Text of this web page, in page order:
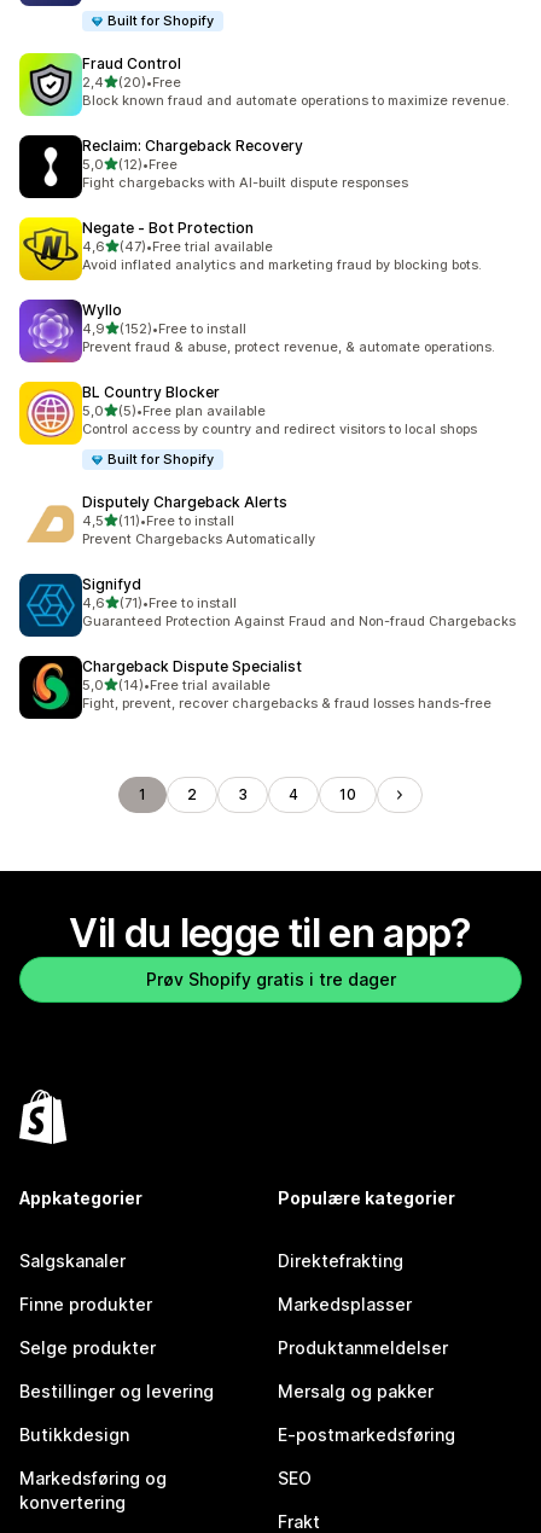
Built for Shopify
Fraud Control
2,4av 5 stjerner
(20)
Totalt 20 omtaler
•Free
Block known fraud and automate operations to maximize revenue.
Reclaim: Chargeback Recovery
5,0av 5 stjerner
(12)
Totalt 12 omtaler
•Free
Fight chargebacks with AI-built dispute responses
Negate ‑ Bot Protection
4,6av 5 stjerner
(47)
Totalt 47 omtaler
•Free trial available
Avoid inflated analytics and marketing fraud by blocking bots.
Wyllo
4,9av 5 stjerner
(152)
Totalt 152 omtaler
•Free to install
Prevent fraud & abuse, protect revenue, & automate operations.
BL Country Blocker
5,0av 5 stjerner
(5)
Totalt 5 omtaler
•Free plan available
Control access by country and redirect visitors to local shops
Built for Shopify
Disputely Chargeback Alerts
4,5av 5 stjerner
(11)
Totalt 11 omtaler
•Free to install
Prevent Chargebacks Automatically
Signifyd
4,6av 5 stjerner
(71)
Totalt 71 omtaler
•Free to install
Guaranteed Protection Against Fraud and Non-fraud Chargebacks
Chargeback Dispute Specialist
5,0av 5 stjerner
(14)
Totalt 14 omtaler
•Free trial available
Fight, prevent, recover chargebacks & fraud losses hands-free
1 2 3 4 10
Vil du legge til en app?
Prøv Shopify gratis i tre dager
Appkategorier
Salgskanaler
Finne produkter
Selge produkter
Bestillinger og levering
Butikkdesign
Markedsføring og
konvertering
Populære kategorier
Direktefrakting
Markedsplasser
Produktanmeldelser
Mersalg og pakker
E-postmarkedsføring
SEO
Frakt